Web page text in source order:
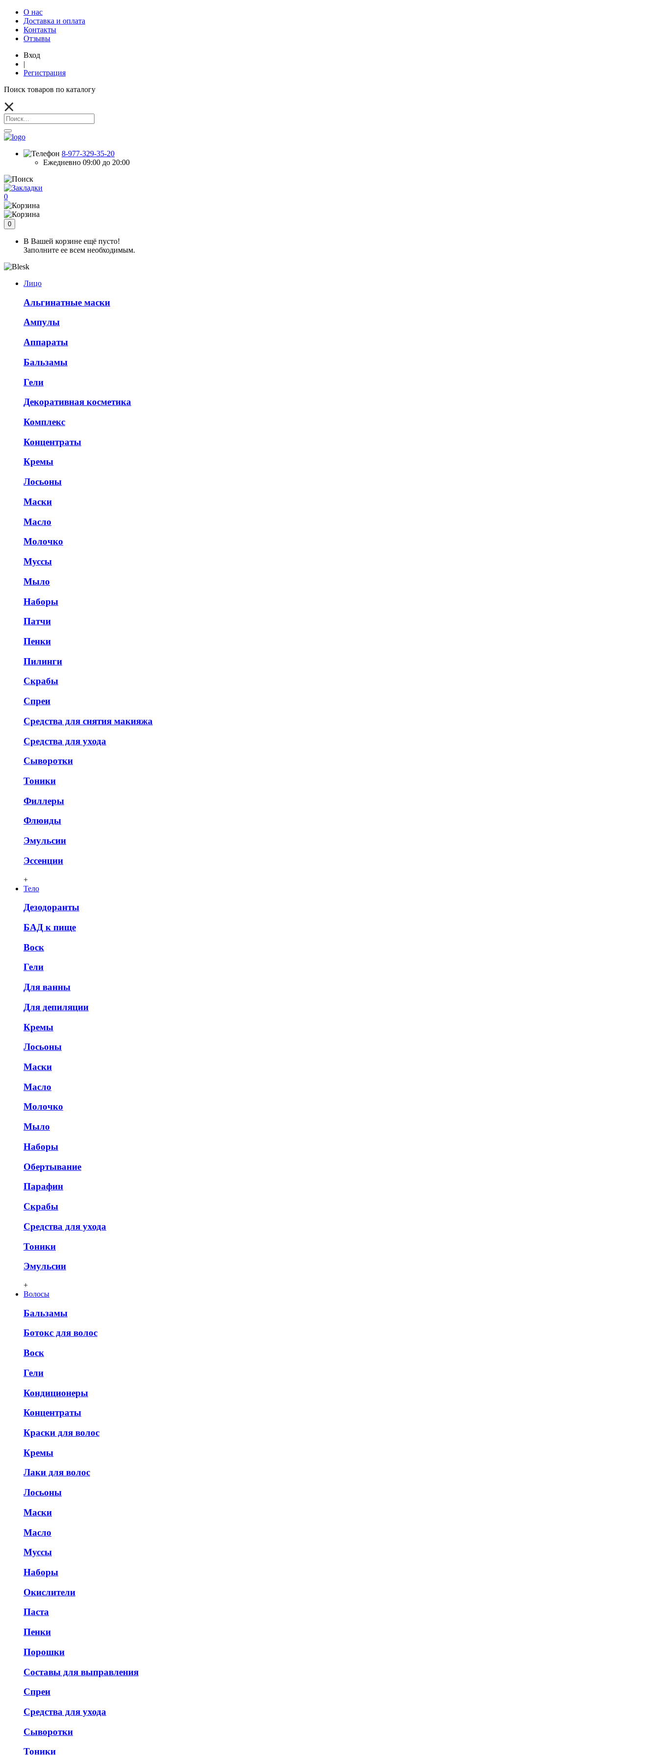
О нас
Доставка и оплата
Контакты
Отзывы
Вход
|
Регистрация
Поиск товаров по каталогу
8-977-329-35-20
Ежедневно 09:00 до 20:00
0
0
В Вашей корзине ещё пусто!
Заполните ее всем необходимым.
Лицо
Альгинатные маски
Ампулы
Аппараты
Бальзамы
Гели
Декоративная косметика
Комплекс
Концентраты
Кремы
Лосьоны
Маски
Масло
Молочко
Муссы
Мыло
Наборы
Патчи
Пенки
Пилинги
Скрабы
Спреи
Средства для снятия макияжа
Средства для ухода
Сыворотки
Тоники
Филлеры
Флюиды
Эмульсии
Эссенции
+
Тело
Дезодоранты
БАД к пище
Воск
Гели
Для ванны
Для депиляции
Кремы
Лосьоны
Маски
Масло
Молочко
Мыло
Наборы
Обертывание
Парафин
Скрабы
Средства для ухода
Тоники
Эмульсии
+
Волосы
Бальзамы
Ботокс для волос
Воск
Гели
Кондиционеры
Концентраты
Краски для волос
Кремы
Лаки для волос
Лосьоны
Маски
Масло
Муссы
Наборы
Окислители
Паста
Пенки
Порошки
Составы для выправления
Спреи
Средства для ухода
Сыворотки
Тоники